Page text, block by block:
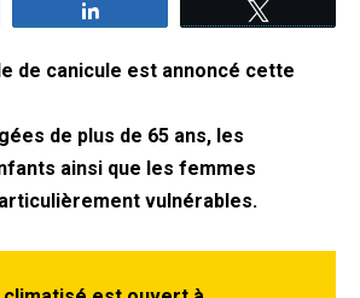
de canicule est annoncé cette
de plus de 65 ans, les
ainsi que les femmes
vulnérables.